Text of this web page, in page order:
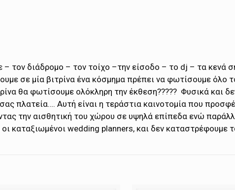
τον διάδρομο – τον τοίχο –την είσοδο – το dj – τα κενά
σε μία βιτρίνα ένα κόσμημα πρέπει να φωτίσουμε όλο
θα φωτίσουμε ολόκληρη την έκθεση????? Φυσικά και
πλατεία…. Αυτή είναι η τεράστια καινοτομία που
την αισθητική του χώρου σε υψηλά επίπεδα ενώ
καταξιωμένοι wedding planners, και δεν καταστρέφουμε